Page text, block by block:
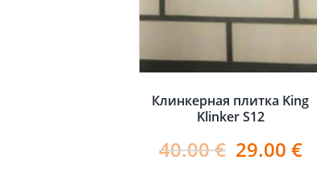
Клинкерная плитка King
Klinker S12
40.00€ 29.00 €